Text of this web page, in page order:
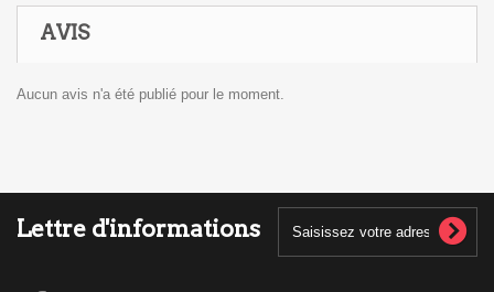
AVIS
Aucun avis n'a été publié pour le moment.
Lettre d'informations